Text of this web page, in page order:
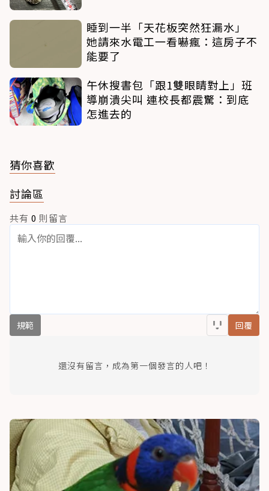
睡到一半「天花板突然狂漏水」
她請來水電工一看嚇瘋：這房子不
能要了
午休搜書包「跟1雙眼睛對上」班
導崩潰尖叫 連校長都震驚：到底
怎進去的
猜你喜歡
討論區
共有 0 則留言
規範 回覆
還沒有留言，成為第一個發言的人吧！